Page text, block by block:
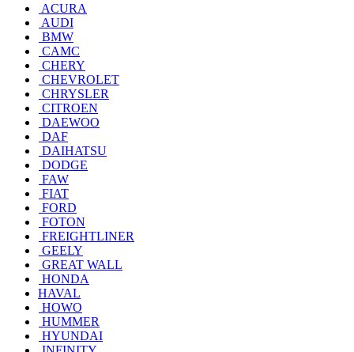
ACURA
AUDI
BMW
CAMC
CHERY
CHEVROLET
CHRYSLER
CITROEN
DAEWOO
DAF
DAIHATSU
DODGE
FAW
FIAT
FORD
FOTON
FREIGHTLINER
GEELY
GREAT WALL
HONDA
HAVAL
HOWO
HUMMER
HYUNDAI